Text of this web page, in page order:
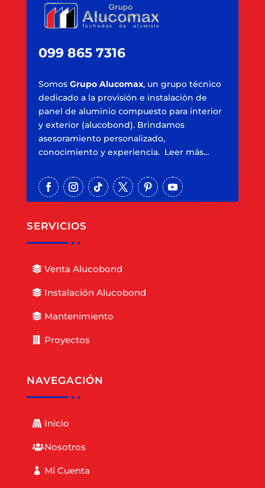
099 865 7316
Somos Grupo Alucomax, un grupo técnico
dedicado a la provisión e instalación de
panel de aluminio compuesto para interior
y exterior (alucobond). Brindamos
asesoramiento personalizado,
conocimiento y experiencia. Leer más…
SERVICIOS
Venta Alucobond
Instalación Alucobond
Mantenimiento
Proyectos
NAVEGACIÓN
Inicio
Nosotros
Mi Cuenta